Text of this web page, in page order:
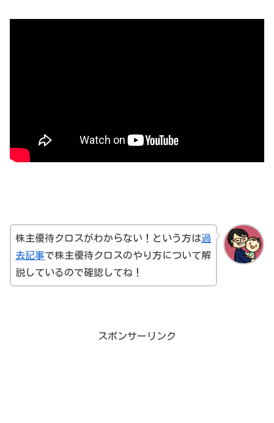
株主優待クロスがわからない！という方は過
去記事で株主優待クロスのやり方について解
説しているので確認してね！
スポンサーリンク